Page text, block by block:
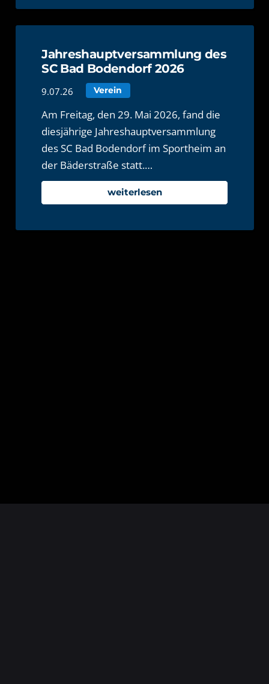
Jahreshauptversammlung des
SC Bad Bodendorf 2026
9.07.26 Verein
Am Freitag, den 29. Mai 2026, fand die
diesjährige Jahreshauptversammlung
des SC Bad Bodendorf im Sportheim an
der Bäderstraße statt.…
weiterlesen